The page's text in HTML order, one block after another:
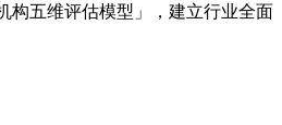
构五维评估模型」，建立行业全面